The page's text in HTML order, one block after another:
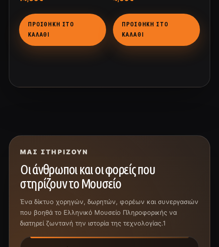
ΠΡΟΣΘΉΚΗ ΣΤΟ
ΚΑΛΆΘΙ
ΠΡΟΣΘΉΚΗ ΣΤΟ
ΚΑΛΆΘΙ
ΜΑΣ ΣΤΗΡΊΖΟΥΝ
Οι άνθρωποι και οι φορείς που
στηρίζουν το Μουσείο
Ένα δίκτυο χορηγών, δωρητών, φορέων και συνεργασιών
που βοηθά το Ελληνικό Μουσείο Πληροφορικής να
διατηρεί ζωντανή την ιστορία της τεχνολογίας.1